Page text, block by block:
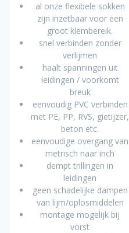
al onze flexibele sokken
zijn inzetbaar voor een
groot klembereik.
snel verbinden zonder
verlijmen
haalt spanningen uit
leidingen / voorkomt
breuk
eenvoudig PVC verbinden
met PE, PP, RVS, gietijzer,
beton etc.
eenvoudige overgang van
metrisch naar inch
dempt trillingen in
leidingen
geen schadelijke dampen
van lijm/oplosmiddelen
montage mogelijk bij
vorst